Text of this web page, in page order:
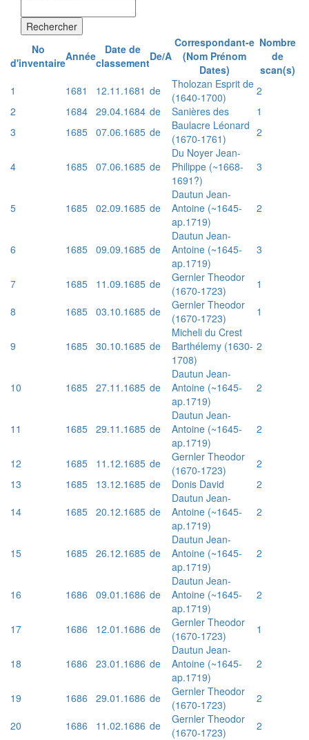
Rechercher
No
d'inventaireAnnée
Date de
classementDe/A
Correspondant-e
(Nom Prénom
Dates)
Nombre
de
scan(s)
1
1681 12.11.1681 de
Tholozan Esprit de
(1640-1700)
2
2
1684 29.04.1684 de Sanières des
1
3
1685 07.06.1685 de
Baulacre Léonard
(1670-1761)
2
4 1685 07.06.1685 de
Du Noyer Jean-
Philippe (~1668-
1691?)
3
5 1685 02.09.1685 de
Dautun Jean-
Antoine (~1645-
ap.1719)
2
6 1685 09.09.1685 de
Dautun Jean-
Antoine (~1645-
ap.1719)
3
7 1685 11.09.1685 de
Gernler Theodor
(1670-1723)
1
8
1685 03.10.1685 de
Gernler Theodor
(1670-1723)
1
9 1685 30.10.1685 de
Micheli du Crest
Barthélemy (1630-
1708)
2
10 1685 27.11.1685 de
Dautun Jean-
Antoine (~1645-
ap.1719)
2
11 1685 29.11.1685 de
Dautun Jean-
Antoine (~1645-
ap.1719)
2
12 1685 11.12.1685 de
Gernler Theodor
(1670-1723)
2
13
1685 13.12.1685 de Donis David
2
14
1685 20.12.1685 de
Dautun Jean-
Antoine (~1645-
ap.1719)
2
15 1685 26.12.1685 de
Dautun Jean-
Antoine (~1645-
ap.1719)
2
16 1686 09.01.1686 de
Dautun Jean-
Antoine (~1645-
ap.1719)
2
17 1686 12.01.1686 de
Gernler Theodor
(1670-1723)
1
18 1686 23.01.1686 de
Dautun Jean-
Antoine (~1645-
ap.1719)
2
19 1686 29.01.1686 de
Gernler Theodor
(1670-1723)
2
20
1686 11.02.1686 de
Gernler Theodor
(1670-1723)
2